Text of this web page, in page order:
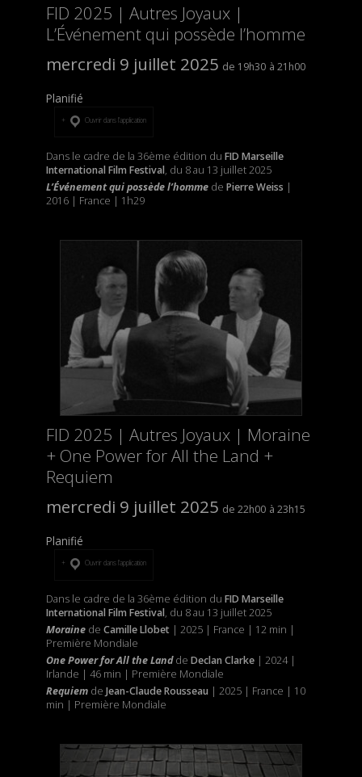
FID 2025 | Autres Joyaux |
L’Événement qui possède l’homme
mercredi 9 juillet 2025
19h30 21h00
Planifié
Ouvrir dans l’application
Dans le cadre de la 36ème édition du FID Marseille
International Film Festival, du 8 au 13 juillet 2025
L’Événement qui possède l’hommede Pierre Weiss |
2016 | France | 1h29
FID 2025 | Autres Joyaux | Moraine
+ One Power for All the Land +
Requiem
mercredi 9 juillet 2025
22h00 23h15
Planifié
Ouvrir dans l’application
Dans le cadre de la 36ème édition du FID Marseille
International Film Festival, du 8 au 13 juillet 2025
Morainede Camille Llobet| 2025 | France | 12 min |
Première Mondiale
One Power for All the Landde Declan Clarke| 2024 |
Irlande | 46 min | Première Mondiale
Requiemde Jean-Claude Rousseau | 2025 | France | 10
min | Première Mondiale